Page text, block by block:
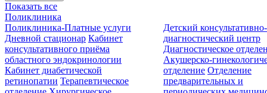
Показать все
Поликлиника
Поликлиника-Платные услуги
Дневной стационар Кабинет
консультативного приёма
областного эндокринологии
Кабинет диабетической
ретинопатии Терапевтическое
Детский консультативно-
диагностический центр
Диагностическое
Акушерско-
отделение Отделение
предварительных и